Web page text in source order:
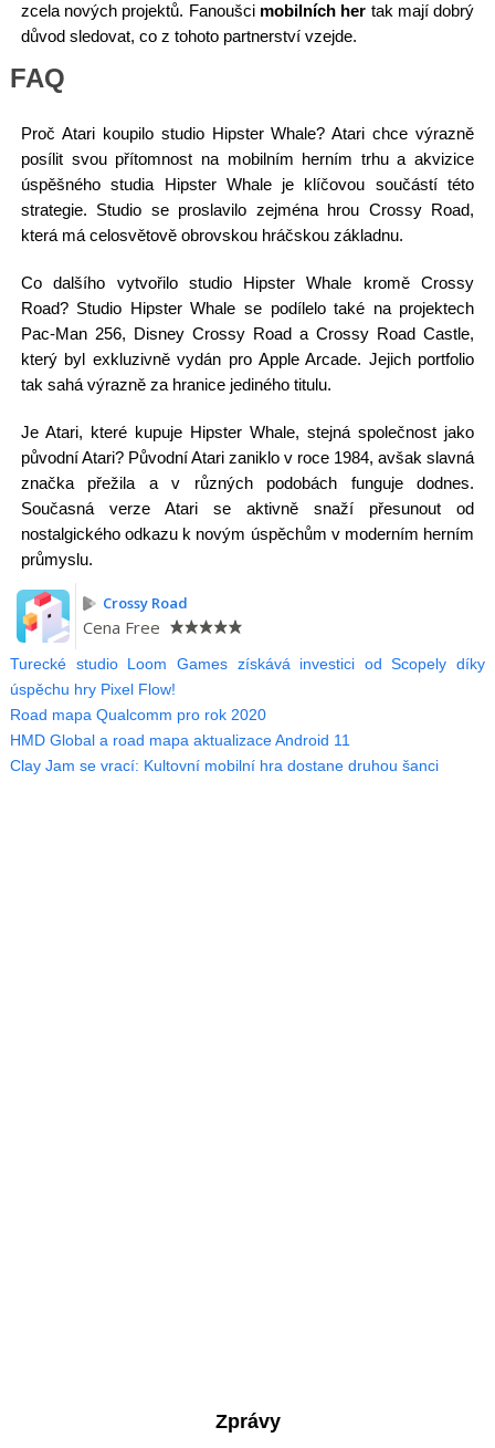
zcela nových projektů. Fanoušci mobilních her tak mají dobrý
důvod sledovat, co z tohoto partnerství vzejde.
FAQ
Proč Atari koupilo studio Hipster Whale? Atari chce výrazně
posílit svou přítomnost na mobilním herním trhu a akvizice
úspěšného studia Hipster Whale je klíčovou součástí této
strategie. Studio se proslavilo zejména hrou Crossy Road,
která má celosvětově obrovskou hráčskou základnu.
Co dalšího vytvořilo studio Hipster Whale kromě Crossy
Road? Studio Hipster Whale se podílelo také na projektech
Pac-Man 256, Disney Crossy Road a Crossy Road Castle,
který byl exkluzivně vydán pro Apple Arcade. Jejich portfolio
tak sahá výrazně za hranice jediného titulu.
Je Atari, které kupuje Hipster Whale, stejná společnost jako
původní Atari? Původní Atari zaniklo v roce 1984, avšak slavná
značka přežila a v různých podobách funguje dodnes.
Současná verze Atari se aktivně snaží přesunout od
nostalgického odkazu k novým úspěchům v moderním herním
průmyslu.
Crossy Road
Cena Free
Turecké studio Loom Games získává investici od Scopely díky
úspěchu hry Pixel Flow!
Road mapa Qualcomm pro rok 2020
HMD Global a road mapa aktualizace Android 11
Clay Jam se vrací: Kultovní mobilní hra dostane druhou šanci
Zprávy